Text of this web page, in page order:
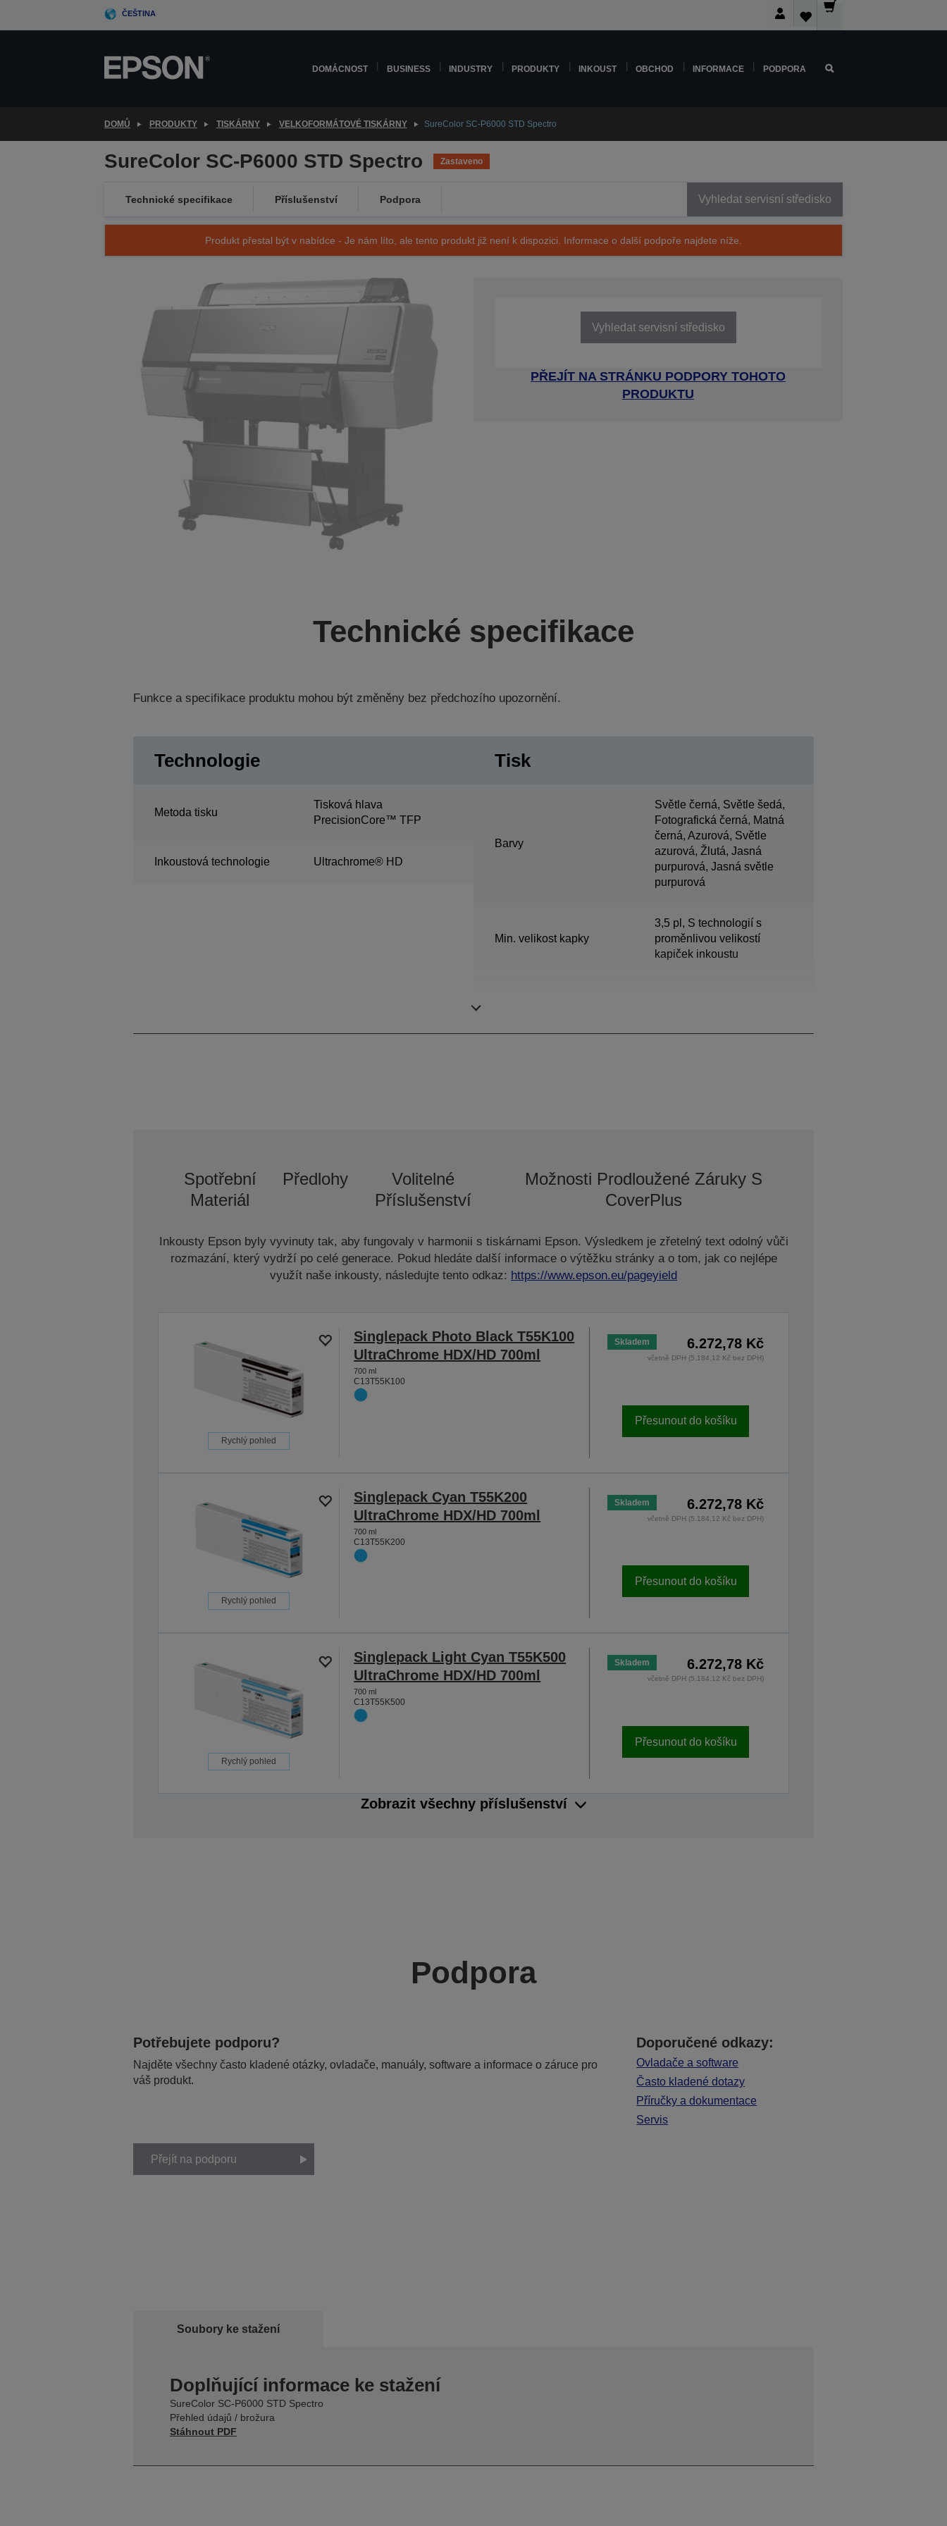
ČEŠTINA
DOMÁCNOST BUSINESS INDUSTRY PRODUKTY INKOUST OBCHOD INFORMACE PODPORA
DOMŮ PRODUKTY TISKÁRNY VELKOFORMÁTOVÉ TISKÁRNY SureColor SC-P6000 STD Spectro
SureColor SC-P6000 STD Spectro Zastaveno
Technické specifikace Příslušenství Podpora Vyhledat servisní středisko
Produkt přestal být v nabídce - Je nám líto, ale tento produkt již není k dispozici. Informace o další podpoře najdete níže.
Vyhledat servisní středisko
PŘEJÍT NA STRÁNKU PODPORY TOHOTO
PRODUKTU
Technické specifikace
Funkce a specifikace produktu mohou být změněny bez předchozího upozornění.
Technologie
Metoda tisku
Tisková hlava
PrecisionCore™ TFP
Inkoustová technologie Ultrachrome® HD
Tisk
Barvy
Světle černá, Světle šedá,
Fotografická černá, Matná
černá, Azurová, Světle
azurová, Žlutá, Jasná
purpurová, Jasná světle
purpurová
Min. velikost kapky
3,5 pl, S technologií s
proměnlivou velikostí
kapiček inkoustu
Spotřební
Materiál
Předlohy
Volitelné
Příslušenství
Možnosti Prodloužené Záruky S
CoverPlus
Inkousty Epson byly vyvinuty tak, aby fungovaly v harmonii s tiskárnami Epson. Výsledkem je zřetelný text odolný vůči
rozmazání, který vydrží po celé generace. Pokud hledáte další informace o výtěžku stránky a o tom, jak co nejlépe
využít naše inkousty, následujte tento odkaz: https://www.epson.eu/pageyield
Rychlý pohled
Singlepack Photo Black T55K100
UltraChrome HDX/HD 700ml
700 ml
C13T55K100
Skladem 6.272,78 Kč
včetně DPH (5.184,12 Kč bez DPH)
Přesunout do košíku
Rychlý pohled
Singlepack Cyan T55K200
UltraChrome HDX/HD 700ml
700 ml
C13T55K200
Skladem 6.272,78 Kč
včetně DPH (5.184,12 Kč bez DPH)
Přesunout do košíku
Rychlý pohled
Singlepack Light Cyan T55K500
UltraChrome HDX/HD 700ml
700 ml
C13T55K500
Skladem 6.272,78 Kč
včetně DPH (5.184,12 Kč bez DPH)
Přesunout do košíku
Zobrazit všechny příslušenství
Podpora
Potřebujete podporu?
Najděte všechny často kladené otázky, ovladače, manuály, software a informace o záruce pro
váš produkt.
Doporučené odkazy:
Ovladače a software
Často kladené dotazy
Příručky a dokumentace
Servis
Přejít na podporu
Soubory ke stažení
Doplňující informace ke stažení
SureColor SC-P6000 STD Spectro
Přehled údajů / brožura
Stáhnout PDF